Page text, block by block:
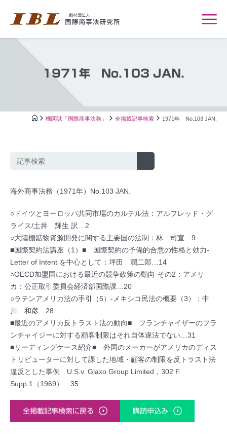
1971年 No.103 JAN.
機関誌「国際商事法務」 全掲載記事検索 1971年 No.103 JAN.
海外商事法務（1971年）No.103 JAN.
○ドイツとヨーロッパ共同市場のカルテル法：アルフレッド・グ
ライス/土井 輝生 訳…2
○大陸棚鉱物資源開発に関する主要国の法制：林 司宣…9
■国際契約法講座（1）■ 国際契約の予備的合意の性格と効力-
Letter of Intent を中心として：坪田 潤二郎…14
○OECD加盟国における最近の競争政策の動向-その2：アメリ
カ：公正取引委員会経済部国際課…20
○ラテンアメリカ法の手引（5）-メキシコ民法の概要（3）：中
川 和彦…28
■最近のアメリカ反トラスト法の動向■ フランチャイザーのフラ
ンチャイジーに対する顧客制限はそれ自体違法でない…31
■リーディングケース紹介■ 外国のメーカーがアメリカのディス
トリビューターに対して課した地域・顧客の制限を反トラスト法
違反とした事例 U.S.v. Glaxo Group Limited，302 F.
Supp.1（1969）…35
全掲載記事検索に戻る 購読申込み